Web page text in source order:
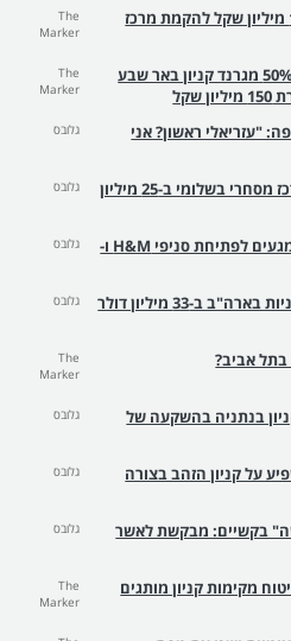
תדהר רכשה קרקע ב-12 מיליון שקל להקמת מרכז
The
Marker
הושלמה עסקת רכישת 50% מגרנד קניון באר שבע
The
Marker
"עזריאלי ראשון? אני
גלובס
משפחת גורן מקימה מרכז מסחרי בשלומי ב-25 מיליון
גלובס
רשת ביג מרכזי קניות במגעים לפתיחת סניפי H&M ו-
גלובס
ב-33 מיליון דולר גלובס
בתל אביב?
The
Marker
בנתניה בהשקעה של
גלובס
על קניון הזהב בצורה
גלובס
בקשיים: מבקשת לאשר
גלובס
מקימות קניון מותגים
The
Marker